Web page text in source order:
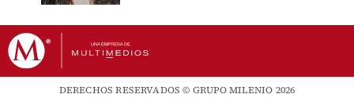
DERECHOS RESERVADOS © GRUPO MILENIO 2026